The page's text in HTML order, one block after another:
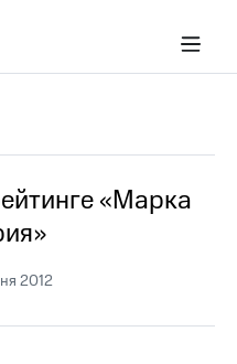
«Марка
2012